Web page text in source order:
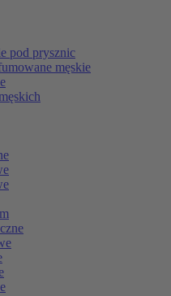
pod prysznic
męskie